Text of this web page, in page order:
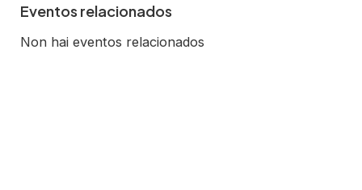
Eventos relacionados
Non hai eventos relacionados